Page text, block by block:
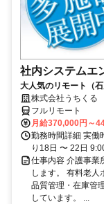
社内システムエ
大人気のリモート（
株式会社うちくる
フルリモート
月給370,000円～
勤務時間詳細 実働
り18日 〜 22日
仕事内容 介護事業
します。 有料老人
品質管理・在庫管
しています。 ...